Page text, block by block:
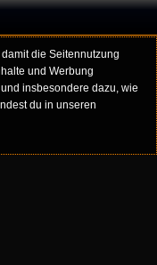
die Seitennutzung
und Werbung
insbesondere dazu, wie
du in unseren